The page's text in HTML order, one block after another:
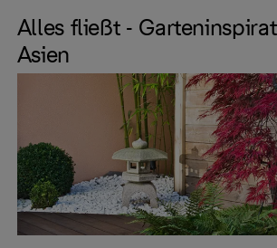
Alles fließt -
Asien